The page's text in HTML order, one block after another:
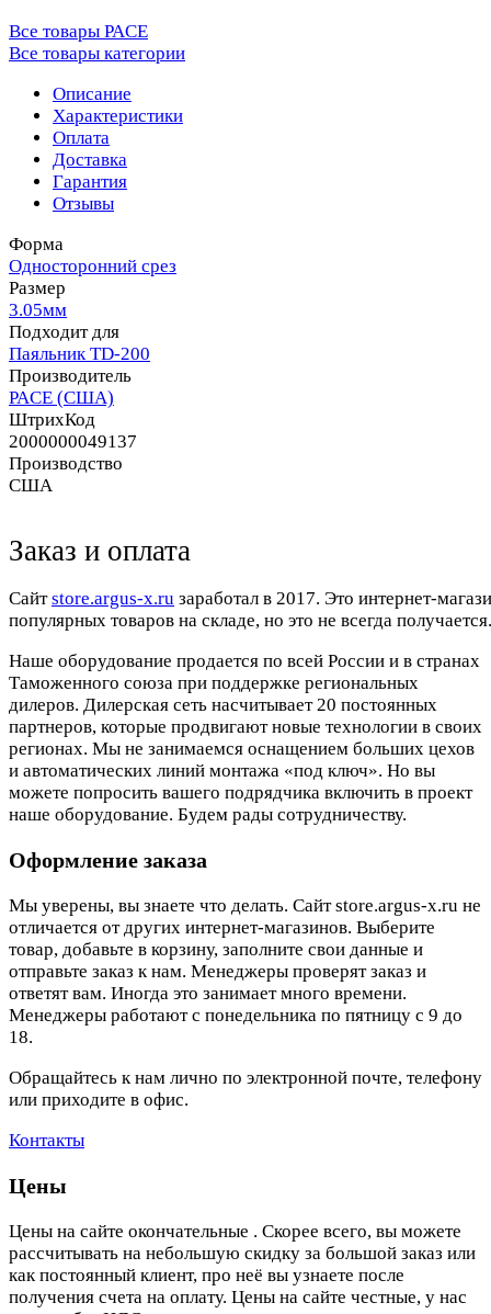
Все товары PACE
Все товары категории
Описание
Характеристики
Оплата
Доставка
Гарантия
Отзывы
Форма
Односторонний срез
Размер
3.05мм
Подходит для
Паяльник TD-200
Производитель
PACE (США)
ШтрихКод
2000000049137
Производство
США
Заказ и оплата
Cайтstore.argus-x.ru заработал в 2017. Это интернет-
популярных товаров на складе, но это не всегда
Наше оборудование продается по всей России и в странах
Таможенного союза при поддержке региональных
дилеров. Дилерская сеть насчитывает 20 постоянных
партнеров, которые продвигают новые технологии в своих
регионах. Мы не занимаемся оснащением больших цехов
и автоматических линий монтажа «под ключ». Но вы
можете попросить вашего подрядчика включить в проект
наше оборудование. Будем рады сотрудничеству.
Оформление заказа
Мы уверены, вы знаете что делать. Сайт store.argus-x.ru не
отличается от других интернет-магазинов. Выберите
товар, добавьте в корзину, заполните свои данные и
отправьте заказ к нам. Менеджеры проверят заказ и
ответят вам. Иногда это занимает много времени.
Менеджеры работают с понедельника по пятницу с 9 до
18.
Обращайтесь к нам лично по электронной почте, телефону
или приходите в офис.
Контакты
Цены
Цены на сайте окончательные . Скорее всего, вы можете
рассчитывать на небольшую скидку за большой заказ или
как постоянный клиент, про неё вы узнаете после
получения счета на оплату. Цены на сайте честные, у нас